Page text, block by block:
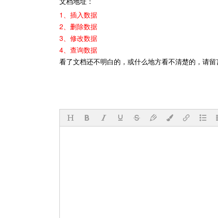
1、插入数据
2、删除数据
3、修改数据
4、查询数据
看了文档还不明白的，或什么地方看不清楚的，请